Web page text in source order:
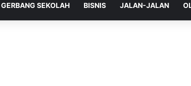
GERBANG SEKOLAH BISNIS JALAN-JALAN